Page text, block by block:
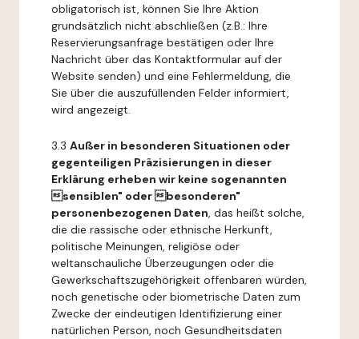
obligatorisch ist, können Sie Ihre Aktion
grundsätzlich nicht abschließen (z.B.: Ihre
Reservierungsanfrage bestätigen oder Ihre
Nachricht über das Kontaktformular auf der
Website senden) und eine Fehlermeldung, die
Sie über die auszufüllenden Felder informiert,
wird angezeigt.
3.3 Außer in besonderen Situationen oder
gegenteiligen Präzisierungen in dieser
Erklärung erheben wir keine sogenannten
sensiblen" oder besonderen"
personenbezogenen Daten, das heißt solche,
die die rassische oder ethnische Herkunft,
politische Meinungen, religiöse oder
weltanschauliche Überzeugungen oder die
Gewerkschaftszugehörigkeit offenbaren würden,
noch genetische oder biometrische Daten zum
Zwecke der eindeutigen Identifizierung einer
natürlichen Person, noch Gesundheitsdaten